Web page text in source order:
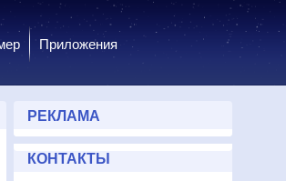
Приложения
РЕКЛАМА
КОНТАКТЫ